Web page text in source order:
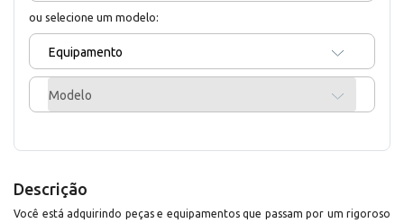
ou selecione um modelo:
Equipamento
Modelo
Descrição
Você está adquirindo peças e equipamentos que passam por um rigoroso